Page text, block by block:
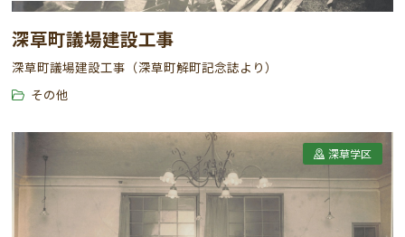
深草町議場建設工事
深草町議場建設工事（深草町解町記念誌より）
その他
深草学区